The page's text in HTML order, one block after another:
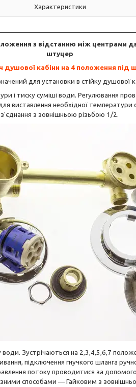
Характеристики
з відстанню між центрами
штуцер
для установки в стійку душової
і тиску суміші води. Регулювання
виставлення необхідної
з'єднання з зовнішньою різьбою 1/2.
Зустрічаються на 2,3,4,5,6,7
підключення гнучкого шланга
потоку проводитися за
способами ― Гайковим з